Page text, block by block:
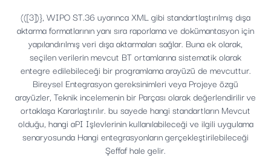
(([3])}, WIPO ST.36 uyarınca XML gibi standartlaştırılmış dışa
aktarma formatlarının yanı sıra raporlama ve dokümantasyon için
yapılandırılmış veri dışa aktarmaları sağlar. Buna ek olarak,
seçilen verilerin mevcut BT ortamlarına sistematik olarak
entegre edilebileceği bir programlama arayüzü de mevcuttur.
Bireysel Entegrasyon gereksinimleri veya Projeye özgü
arayüzler, Teknik incelemenin bir Parçası olarak değerlendirilir ve
ortaklaşa Kararlaştırılır. bu sayede hangi standartların Mevcut
olduğu, hangi aPI Işlevlerinin kullanılabileceği ve ilgili uygulama
senaryosunda Hangi entegrasyonların gerçekleştirilebileceği
Şeffaf hale gelir.